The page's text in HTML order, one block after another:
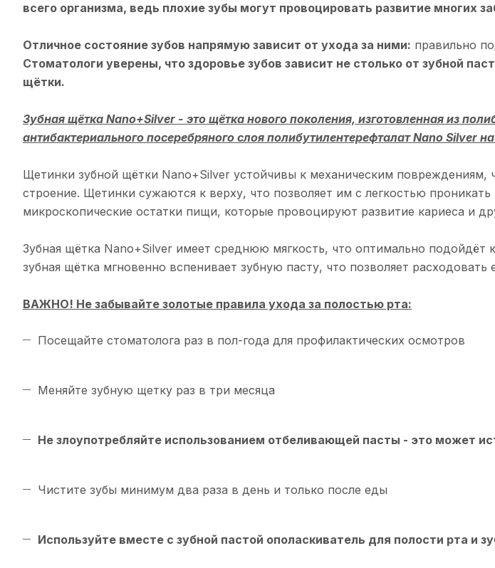
всего организма, ведь плохие зубы могут провоцировать развитие многих
Отличное состояние зубов напрямую зависит от ухода за ними: правильно
Стоматологи уверены, что здоровье зубов зависит не столько от зубной
щётки.
Зубная щётка Nano+Silver - это щётка нового поколения, изготовленная из
антибактериального посеребряного слоя полибутилентерефталат Nano Silver
Щетинки зубной щётки Nano+Silver устойчивы к механическим
строение. Щетинки сужаются к верху, что позволяет им с легкостью
микроскопические остатки пищи, которые провоцируют развитие кариеса и
Зубная щётка Nano+Silver имеет среднюю мягкость, что оптимально подойдёт
зубная щётка мгновенно вспенивает зубную пасту, что позволяет расходовать
ВАЖНО! Не забывайте золотые правила ухода за полостью рта:
Посещайте стоматолога раз в пол-года для профилактических осмотров
Меняйте зубную щетку раз в три месяца
Не злоупотребляйте использованием отбеливающей пасты - это может
Чистите зубы минимум два раза в день и только после еды
Используйте вместе с зубной пастой ополаскиватель для полости рта и